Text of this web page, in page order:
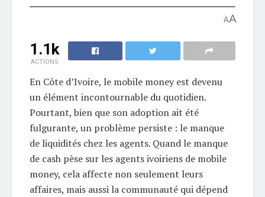
AA
1.1k
ACTIONS
En Côte d’Ivoire, le mobile money est devenu
un élément incontournable du quotidien.
Pourtant, bien que son adoption ait été
fulgurante, un problème persiste : le manque
de liquidités chez les agents. Quand le manque
de cash pèse sur les agents ivoiriens de mobile
money, cela affecte non seulement leurs
affaires, mais aussi la communauté qui dépend